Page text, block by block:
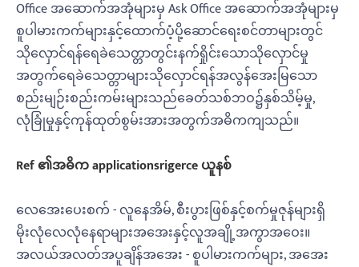
Office အဆောက်အအုံများမှ Ask Office အဆောက်အအုံများမှ
စူပါမားကက်များနှင့်ထောက်ပံ့ပို့ဆောင်ရေးစင်တာများတွင်
သိုလှောင်ရန်ရေခဲသေတ္တာတွင်းနက်ရှိုင်းသောသိုလှောင်မှု
အတွက်ရေခဲသေတ္တာများသိုလှောင်ရန်အလွန်အေးမြသော
စည်းမျဉ်းစည်းကမ်းများသည်ခေတ်သစ်ဘဝ၌နှစ်သိမ့်မှု,
လုံခြုံမှုနှင့်ကုန်ထုတ်စွမ်းအားအတွက်အဓိကကျသည်။
Ref ၏အဓိက applicationsrigerce ယူနစ်
လေအေးပေးစက် - လူနေအိမ်, စီးပွားဖြစ်နှင့်စက်မှုဇုန်များရှိ
မိုးလုံလေလုံနေရာများအအေးနှင့်လူအချို့အကွာအဝေး။
အလယ်အလတ်အပူချိန်အအေး - စူပါမားကက်များ, အအေး